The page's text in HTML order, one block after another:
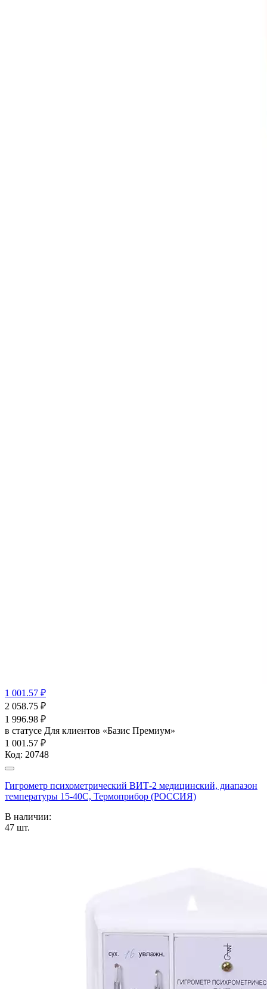
1 001.57 ₽
2 058.75 ₽
1 996.98 ₽
в статусе Для клиентов «Базис Премиум»
1 001.57 ₽
Код: 20748
Гигрометр психометрический ВИТ-2 медицинский, диапазон
температуры 15-40С, Термоприбор (РОССИЯ)
В наличии:
47 шт.